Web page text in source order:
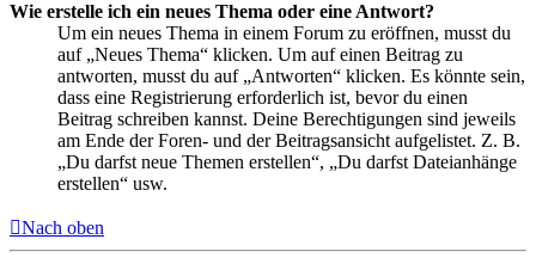
Wie erstelle ich ein neues Thema oder eine Antwort?
Um ein neues Thema in einem Forum zu eröffnen, musst du
auf „Neues Thema“ klicken. Um auf einen Beitrag zu
antworten, musst du auf „Antworten“ klicken. Es könnte sein,
dass eine Registrierung erforderlich ist, bevor du einen
Beitrag schreiben kannst. Deine Berechtigungen sind jeweils
am Ende der Foren- und der Beitragsansicht aufgelistet. Z. B.
„Du darfst neue Themen erstellen“, „Du darfst Dateianhänge
erstellen“ usw.
Nach oben